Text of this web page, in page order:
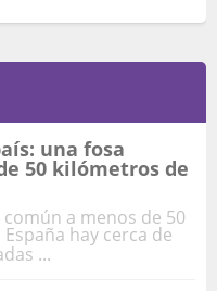
una fosa
50 kilómetros de
a menos de 50
hay cerca de
...